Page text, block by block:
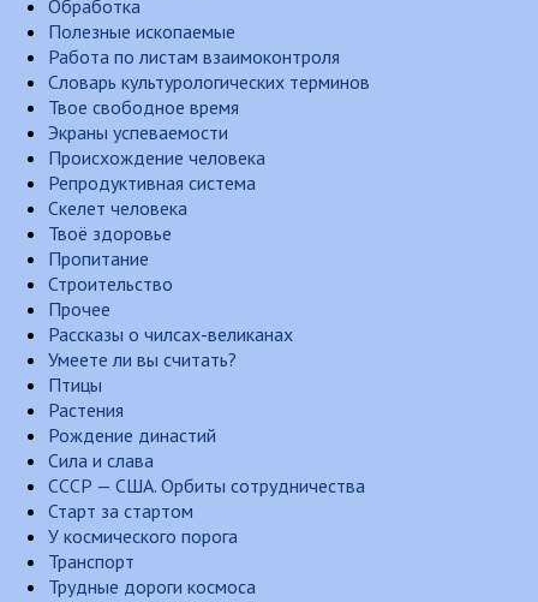
Обработка
Полезные ископаемые
Работа по листам взаимоконтроля
Словарь культурологических терминов
Твое свободное время
Экраны успеваемости
Происхождение человека
Репродуктивная система
Скелет человека
Твоё здоровье
Пропитание
Строительство
Прочее
Рассказы о чилсах-великанах
Умеете ли вы считать?
Птицы
Растения
Рождение династий
Сила и слава
СССР — США. Орбиты сотрудничества
Старт за стартом
У космического порога
Транспорт
Трудные дороги космоса